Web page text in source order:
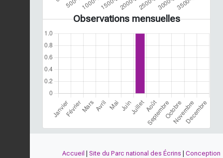
Observations mensuelles
Accueil Site du Parc national des Écrins Conception